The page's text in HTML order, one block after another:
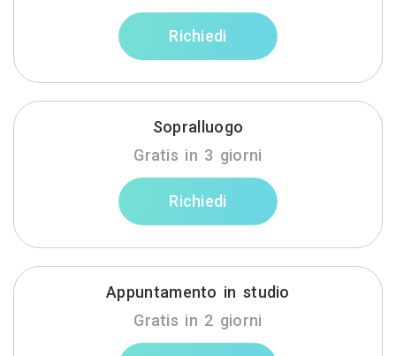
Richiedi
Sopralluogo
Gratis in 3 giorni
Richiedi
Appuntamento in studio
Gratis in 2 giorni